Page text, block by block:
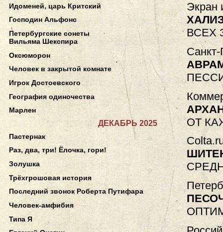
Экран
ВСЕХ
Санкт-
ОТ
Идоменей, царь Критский
Господин Альфонс
Петербургские сонеты
Вильяма Шекспира
Оксюморон
Человек в закрытой комнате
Игрок Достоевского
География одиночества
Марлен
ДЕКАБРЬ 2025
Пастернак
Раз, два, три! Ёлочка, гори!
Золушка
Трёхгрошовая история
Последний звонок Роберта Путифара
Человек-амфибия
Типа Я